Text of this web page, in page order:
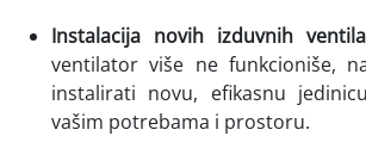
Instalacija novih izduvnih
ventilator više ne funkcioniše,
instalirati novu, efikasnu
vašim potrebama i prostoru.